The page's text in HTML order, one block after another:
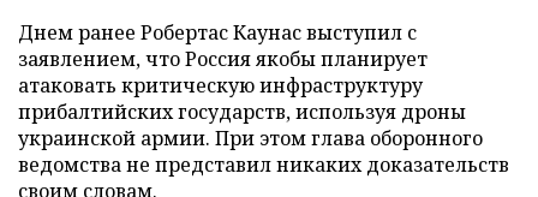
Днем ранее Робертас Каунас выступил с
заявлением, что Россия якобы планирует
атаковать критическую инфраструктуру
прибалтийских государств, используя дроны
украинской армии. При этом глава оборонного
ведомства не представил никаких доказательств
своим словам.